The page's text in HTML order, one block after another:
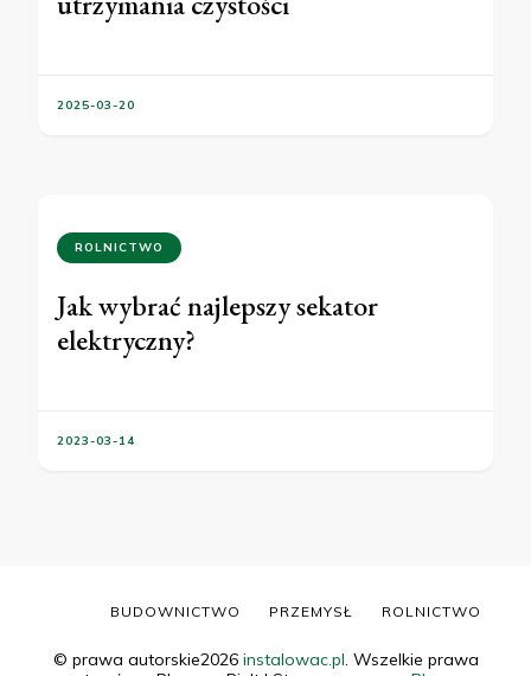
2025-03-20
ROLNICTWO
Jak wybrać najlepszy sekator
elektryczny?
2023-03-14
© prawa autorskie2026 instalowac.pl. Wszelkie prawa
BUDOWNICTWO PRZEMYSŁ ROLNICTWO